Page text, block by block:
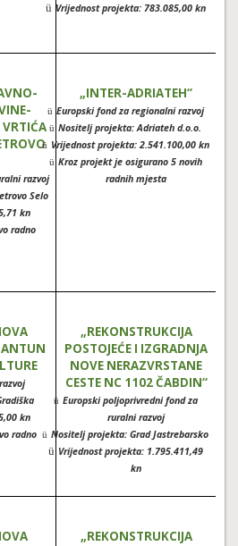
ü Vrijednost projekta: 783.085,00 kn
VRTIĆA
razvoj
Selo
kn
radno
„INTER-ADRIATEH“
ü Europski fond za regionalni razvoj
ü Nositelj projekta: Adriateh d.o.o.
ü Vrijednost projekta: 2.541.100,00 kn
ü Kroz projekt je osigurano 5 novih
radnih mjesta
ANTUN
kn
radno
„REKONSTRUKCIJA
POSTOJEĆE I IZGRADNJA
NOVE NERAZVRSTANE
CESTE NC 1102 ČABDIN“
ü Europski poljoprivredni fond za
ruralni razvoj
ü Nositelj projekta: Grad Jastrebarsko
ü Vrijednost projekta: 1.795.411,49
kn
„REKONSTRUKCIJA